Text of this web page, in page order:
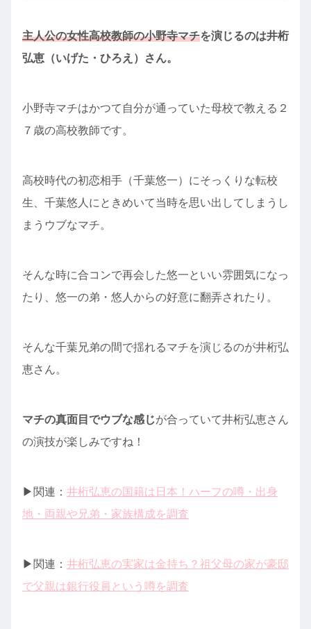
主人公の女性高校教師の小野寺マチを演じるのは井桁
弘恵（いげた・ひろえ）さん。
小野寺マチはかつて自分が通っていた母校で教える２
７歳の高校教師です。
高校時代の初恋相手（千葉悠一）にそっくりな転校
生、千葉悠人にときめいて当時を思い出してしまうし
まうウブなマチ。
そんな時に合コンで再会した悠一といい雰囲気になっ
たり、悠一の弟・悠人からの好意に翻弄されたり。
そんな千葉兄弟の間で揺れるマチを演じるのが井桁弘
恵さん。
マチの真面目でウブな感じが合っていて井桁弘恵さん
の演技が楽しみですね！
▶︎関連： 井桁弘恵の国籍は日本！ハーフの噂・出身
地・両親や兄弟・家族構成を調査
▶︎関連： 井桁弘恵の実家は金持ち？祖父母の家が豪邸
で父親は銀行役員という噂を調査